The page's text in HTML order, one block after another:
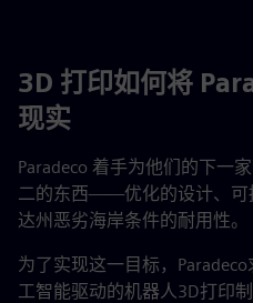
3D 打印如何将
现实
Paradeco 着手为他们的下一
二的东西——优化的设计、可
达州恶劣海岸条件的耐用性。
为了实现这一目标，
工智能驱动的机器人3D打印